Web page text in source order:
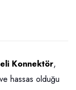
Konnektör,
hassas olduğu